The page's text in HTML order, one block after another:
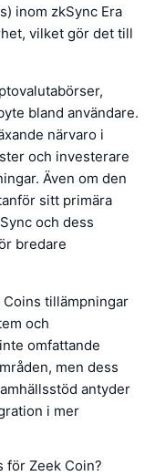
inom zkSync Era
vilket gör det till
bland användare.
närvaro i
och investerare
Även om den
sitt primära
och dess
bredare
tillämpningar
och
omfattande
men dess
antyder
i mer
för Zeek Coin?